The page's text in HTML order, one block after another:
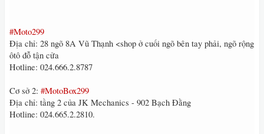
#Moto299
Địa chỉ: 28 ngõ 8A Vũ Thạnh <shop ở cuối ngõ bên tay phải, ngõ rộng
ôtô đỗ tận cửa
Hotline: 024.666.2.8787
Cơ sở 2: #MotoBox299
Địa chỉ: tầng 2 của JK Mechanics - 902 Bạch Đằng
Hotline: 024.665.2.2810.